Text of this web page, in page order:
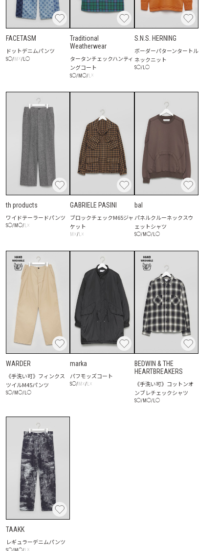
FACETASM
ドットデニムパンツ
S◯/M ☓/ ◯
Traditional
Weatherwear
タータンチェックハンティ
ングコート
S◯/M◯/ ☓
S.N.S. HERNING
ボーダーパターンタートル
ネックニット
S◯/L◯
th products
ワイドテーラードパンツ
S◯/M◯/ ☓
GABRIELE PASINI
ブロックチェックM65ジャ
ケット
M ☓/ ☓
bal
パネルクルーネックスウ
ェットシャツ
S◯/M◯/L ◯
WARDER
《手洗い可》フィンクス
ツイルM45パンツ
S◯/M◯/ ◯
marka
パフモッズコート
S◯/ M ☓/ L☓
BEDWIN & THE
HEARTBREAKERS
《手洗い可》コットンオ
ンブレチェックシャツ
S◯/M◯/L ◯
TAAKK
レギュラーデニムパンツ
◯ ◯